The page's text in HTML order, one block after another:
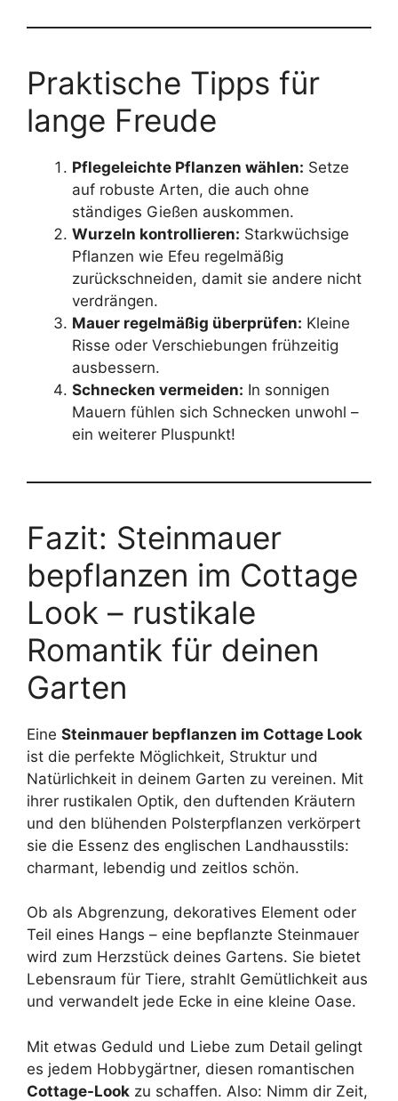
Praktische Tipps für
lange Freude
Pflegeleichte Pflanzen wählen: Setze
auf robuste Arten, die auch ohne
ständiges Gießen auskommen.
Wurzeln kontrollieren: Starkwüchsige
Pflanzen wie Efeu regelmäßig
zurückschneiden, damit sie andere nicht
verdrängen.
Mauer regelmäßig überprüfen: Kleine
Risse oder Verschiebungen frühzeitig
ausbessern.
Schnecken vermeiden: In sonnigen
Mauern fühlen sich Schnecken unwohl –
ein weiterer Pluspunkt!
Fazit: Steinmauer
bepflanzen im Cottage
Look – rustikale
Romantik für deinen
Garten
Eine Steinmauer bepflanzen im Cottage Look
ist die perfekte Möglichkeit, Struktur und
Natürlichkeit in deinem Garten zu vereinen. Mit
ihrer rustikalen Optik, den duftenden Kräutern
und den blühenden Polsterpflanzen verkörpert
sie die Essenz des englischen Landhausstils:
charmant, lebendig und zeitlos schön.
Ob als Abgrenzung, dekoratives Element oder
Teil eines Hangs – eine bepflanzte Steinmauer
wird zum Herzstück deines Gartens. Sie bietet
Lebensraum für Tiere, strahlt Gemütlichkeit aus
und verwandelt jede Ecke in eine kleine Oase.
Mit etwas Geduld und Liebe zum Detail gelingt
es jedem Hobbygärtner, diesen romantischen
Cottage-Look zu schaffen. Also: Nimm dir Zeit,